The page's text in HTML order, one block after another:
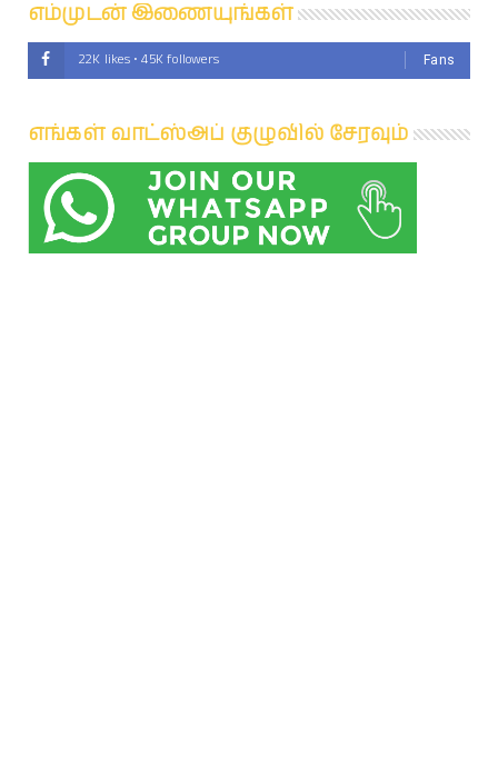
எம்முடன் இணையுங்கள்
22K likes • 45K followers Fans
எங்கள் வாட்ஸ்அப் குழுவில் சேரவும்